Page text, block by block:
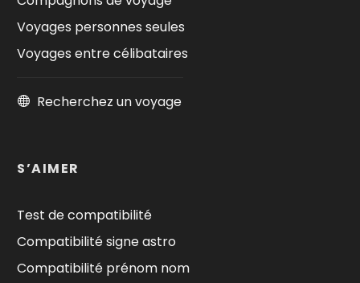
Voyages personnes seules
Voyages entre célibataires
Recherchez un voyage
S’AIMER
Test de compatibilité
Compatibilité signe astro
Compatibilité prénom nom